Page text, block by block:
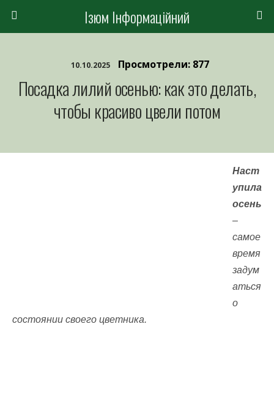
Ізюм Інформаційний
10.10.2025 Просмотрели: 877
Посадка лилий осенью: как это делать,
чтобы красиво цвели потом
Наст
упила
осень
–
самое
время
задум
аться
о
состоянии своего цветника.